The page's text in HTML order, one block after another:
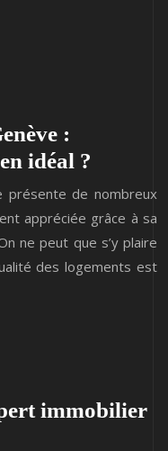
:
idéal ?
présente de nombreux
appréciée grâce à sa
ne peut que s’y plaire
des logements est
immobilier